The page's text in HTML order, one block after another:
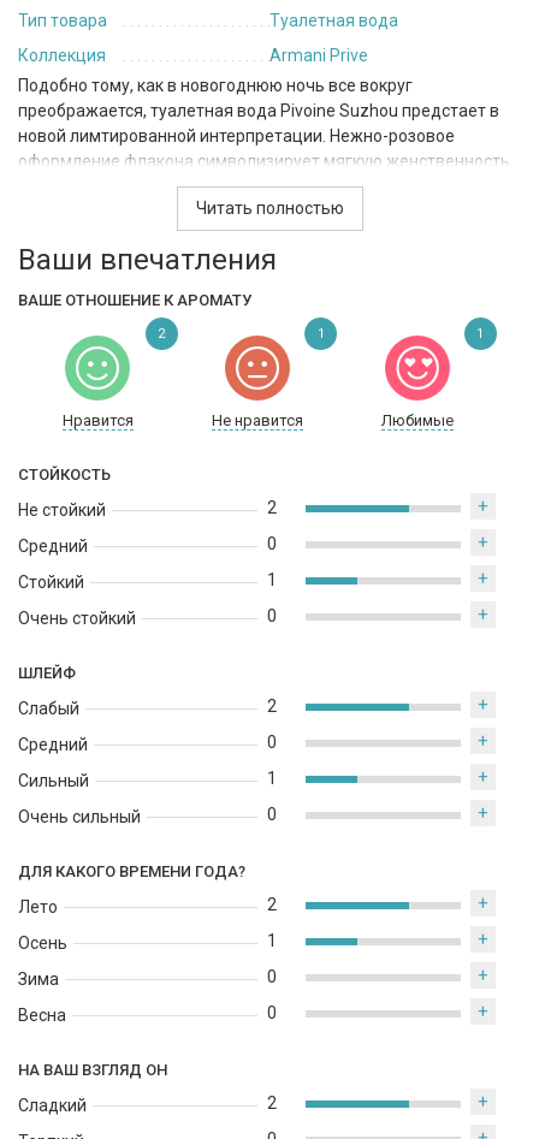
Тип товара
Туалетная вода
Коллекция
Armani Prive
Подобно тому, как в новогоднюю ночь все вокруг
преображается, туалетная вода Pivoine Suzhou предстает в
новой лимтированной интерпретации. Нежно-розовое
оформление флакона символизирует мягкую женственность,
драгоценные жемчужные частички перламутра создают
изысканное сияние на коже. Аромат оставляет флер
праздника, аристократичного благородства и утонченной
женственности. Новогоднее издание Pivoine Suzhou Soie De
Вдохновением для создания аромата Pivoine Suzhou
послужили сады легендарного города Сучжоу в Древнем
пион, символ женственности, цветущей год за годом. Pivoine
его шелковым розовым лепесткам и безупречному аромату.
Читать полностью
Ваши впечатления
ВАШЕ ОТНОШЕНИЕ К АРОМАТУ
Нравится Не нравится Любимые
2 1 1
СТОЙКОСТЬ
Не стойкий
Средний
Стойкий
Очень стойкий
2 +
0 +
1 +
0 +
ШЛЕЙФ
Слабый
Средний
Сильный
Очень сильный
2 +
0 +
1 +
0 +
ДЛЯ КАКОГО ВРЕМЕНИ ГОДА?
Лето
Осень
Зима
Весна
2 +
1 +
0 +
0 +
НА ВАШ ВЗГЛЯД ОН
Сладкий
2 +